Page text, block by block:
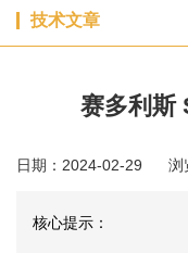
技术文章
赛多利斯
日期：2024-02-29 浏
核心提示：